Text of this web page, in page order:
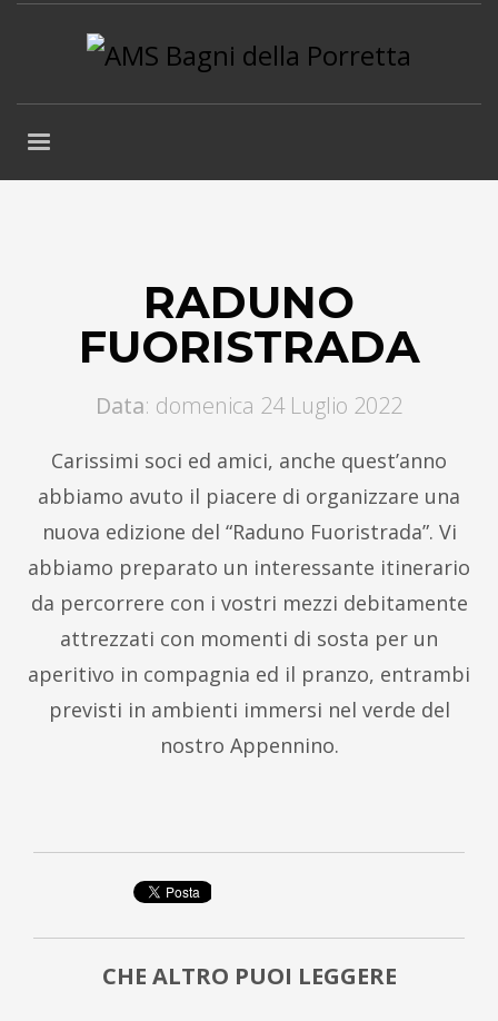
RADUNO
FUORISTRADA
Data: domenica 24 Luglio 2022
Carissimi soci ed amici, anche quest’anno
abbiamo avuto il piacere di organizzare una
nuova edizione del “Raduno Fuoristrada”. Vi
abbiamo preparato un interessante itinerario
da percorrere con i vostri mezzi debitamente
attrezzati con momenti di sosta per un
aperitivo in compagnia ed il pranzo, entrambi
previsti in ambienti immersi nel verde del
nostro Appennino.
CHE ALTRO PUOI LEGGERE